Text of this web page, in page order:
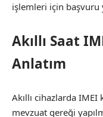
işlemleri için başvuru
Akıllı Saat
Anlatım
Akıllı cihazlarda IMEI
mevzuat gereği